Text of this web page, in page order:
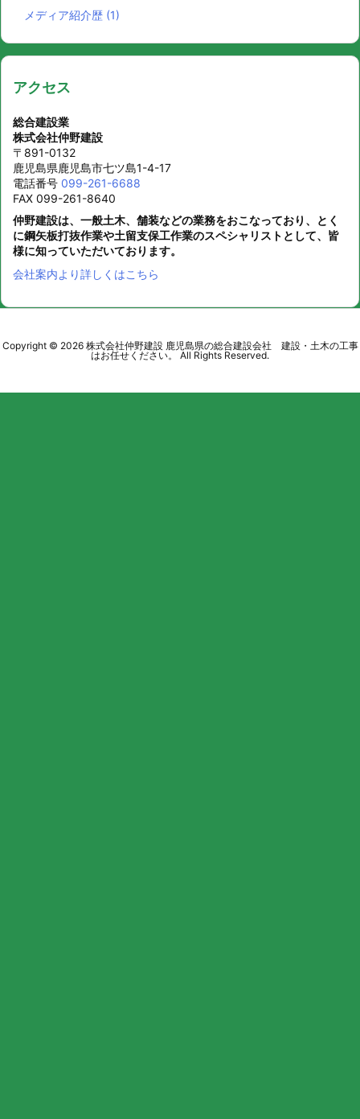
メディア紹介歴 (1)
アクセス
総合建設業
株式会社仲野建設
〒891-0132
鹿児島県鹿児島市七ツ島1-4-17
電話番号 099-261-6688
FAX 099-261-8640
仲野建設は、一般土木、舗装などの業務をおこなっており、とく
に鋼矢板打抜作業や土留支保工作業のスペシャリストとして、皆
様に知っていただいております。
会社案内より詳しくはこちら
Copyright © 2026 株式会社仲野建設 鹿児島県の総合建設会社 建設・土木の工事
はお任せください。
All Rights Reserved.